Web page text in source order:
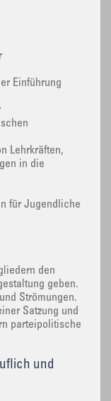
Einführung
Lehrkräften,
in die
für Jugendliche
den
geben.
Strömungen.
Satzung und
parteipolitische
und